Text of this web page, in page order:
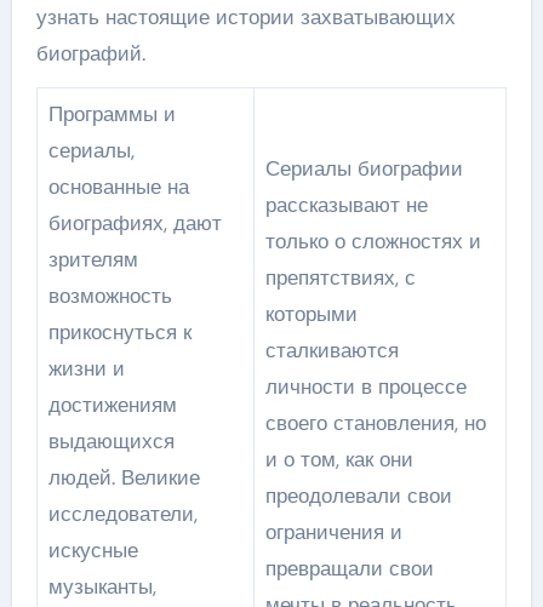
узнать настоящие истории захватывающих
биографий.
Программы и
сериалы,
основанные на
биографиях, дают
зрителям
возможность
прикоснуться к
жизни и
достижениям
выдающихся
людей. Великие
исследователи,
искусные
музыканты,
Сериалы биографии
рассказывают не
только о сложностях и
препятствиях, с
которыми
сталкиваются
личности в процессе
своего становления, но
и о том, как они
преодолевали свои
ограничения и
превращали свои